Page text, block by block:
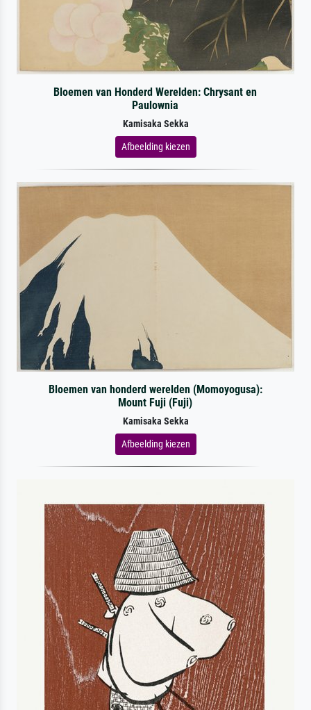
Bloemen van Honderd Werelden: Chrysant en
Paulownia
Kamisaka Sekka
Afbeelding kiezen
Bloemen van honderd werelden (Momoyogusa):
Mount Fuji (Fuji)
Kamisaka Sekka
Afbeelding kiezen